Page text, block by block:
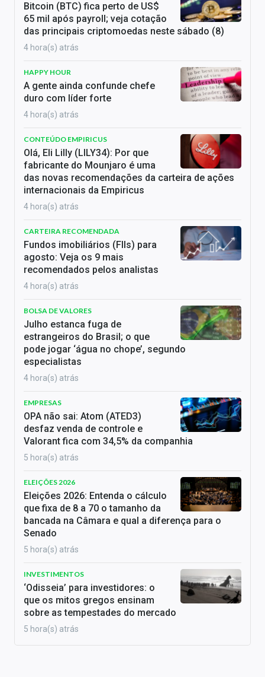
Bitcoin (BTC) fica perto de US$
65 mil após payroll; veja cotação
das principais criptomoedas neste sábado (8)
4 hora(s) atrás
HAPPY HOUR
A gente ainda confunde chefe
duro com líder forte
4 hora(s) atrás
CONTEÚDO EMPIRICUS
Olá, Eli Lilly (LILY34): Por que
fabricante do Mounjaro é uma
das novas recomendações da carteira de ações
internacionais da Empiricus
4 hora(s) atrás
CARTEIRA RECOMENDADA
Fundos imobiliários (FIIs) para
agosto: Veja os 9 mais
recomendados pelos analistas
4 hora(s) atrás
BOLSA DE VALORES
Julho estanca fuga de
estrangeiros do Brasil; o que
pode jogar ‘água no chope’, segundo
especialistas
4 hora(s) atrás
EMPRESAS
OPA não sai: Atom (ATED3)
desfaz venda de controle e
Valorant fica com 34,5% da companhia
5 hora(s) atrás
ELEIÇÕES 2026
Eleições 2026: Entenda o cálculo
que fixa de 8 a 70 o tamanho da
bancada na Câmara e qual a diferença para o
Senado
5 hora(s) atrás
INVESTIMENTOS
‘Odisseia’ para investidores: o
que os mitos gregos ensinam
sobre as tempestades do mercado
5 hora(s) atrás